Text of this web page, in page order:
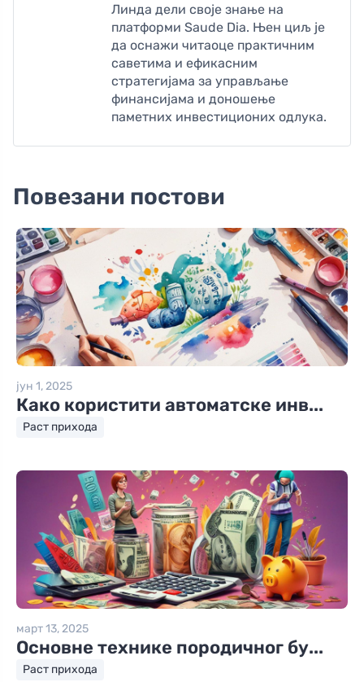
Линда дели своје знање на
платформи Saude Dia. Њен циљ је
да оснажи читаоце практичним
саветима и ефикасним
стратегијама за управљање
финансијама и доношење
паметних инвестиционих одлука.
Повезани постови
јун 1, 2025
Како користити автоматске инв...
Раст прихода
март 13, 2025
Основне технике породичног бу...
Раст прихода